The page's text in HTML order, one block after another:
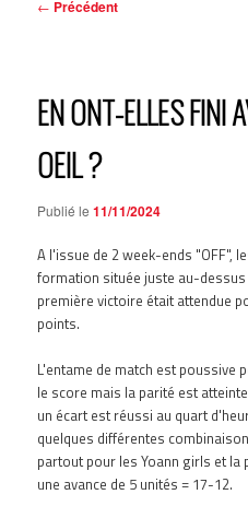
← Précédent
EN ONT-ELLES FINI
OEIL ?
Publié le11/11/2024
A l'issue de 2 week-ends "OFF",
formation située juste au-
première victoire était attendue
points.
L'entame de match est poussive
le score mais la parité est
un écart est réussi au quart
quelques différentes
partout pour les Yoann girls et
une avance de 5 unités = 17-12.